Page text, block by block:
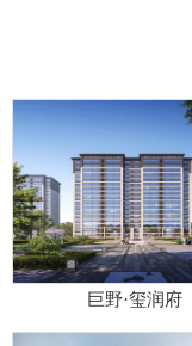
巨野·玺润府